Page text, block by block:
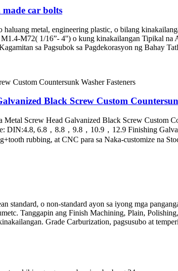
car bolts
metal, engineering plastic, o bilang
M72( 1/16”- 4'') o kung kinakailangan Tipikal na
sa Pagsubok sa Pagdekorasyon ng Bahay
Black Screw Custom
Screw Head Galvanized Black Screw Custom
6.8，8.8，9.8，10.9，12.9 Finishing
rubbing, at CNC para sa Naka-customize na
standard, o non-standard ayon sa iyong mga
Tanggapin ang Finish Machining, Plain,
Grade Carburization, pagsusubo at